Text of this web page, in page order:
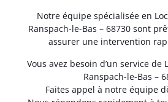
Notre équipe spécialisée en
Ranspach-le-Bas – 68730 sont
assurer une intervention
Vous avez besoin d’un service de
Ranspach-le-Bas –
Faites appel à notre équipe